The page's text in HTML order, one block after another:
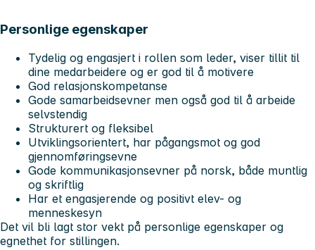
Personlige egenskaper
Tydelig og engasjert i rollen som leder, viser tillit til
dine medarbeidere og er god til å motivere
God relasjonskompetanse
Gode samarbeidsevner men også god til å arbeide
selvstendig
Strukturert og fleksibel
Utviklingsorientert, har pågangsmot og god
gjennomføringsevne
Gode kommunikasjonsevner på norsk, både muntlig
og skriftlig
Har et engasjerende og positivt elev- og
menneskesyn
Det vil bli lagt stor vekt på personlige egenskaper og
egnethet for stillingen.